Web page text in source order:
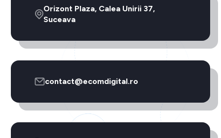
Orizont Plaza, Calea Unirii 37,
Suceava
contact@ecomdigital.ro